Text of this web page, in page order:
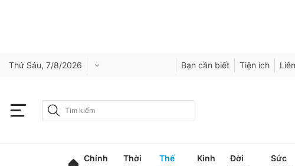
Thứ Sáu, 7/8/2026 Bạn cần biết Tiện ích
Chính
Thời
Thế
Kinh
Đời
Sức